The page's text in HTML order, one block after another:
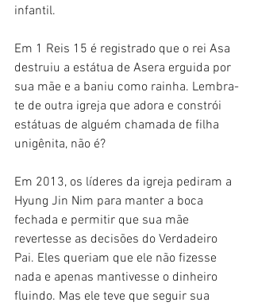
infantil.
Em 1 Reis 15 é registrado que o rei Asa
destruiu a estátua de Asera erguida por
sua mãe e a baniu como rainha. Lembra-
te de outra igreja que adora e constrói
estátuas de alguém chamada de filha
unigênita, não é?
Em 2013, os líderes da igreja pediram a
Hyung Jin Nim para manter a boca
fechada e permitir que sua mãe
revertesse as decisões do Verdadeiro
Pai. Eles queriam que ele não fizesse
nada e apenas mantivesse o dinheiro
fluindo. Mas ele teve que seguir sua